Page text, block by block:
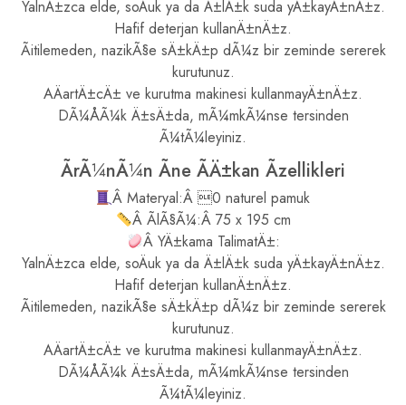
YalnÄ±zca elde, soÄuk ya da Ä±lÄ±k suda yÄ±kayÄ±nÄ±z.
Hafif deterjan kullanÄ±nÄ±z.
Ãitilemeden, nazikÃ§e sÄ±kÄ±p dÃ¼z bir zeminde sererek
kurutunuz.
AÄartÄ±cÄ± ve kurutma makinesi kullanmayÄ±nÄ±z.
DÃ¼ÅÃ¼k Ä±sÄ±da, mÃ¼mkÃ¼nse tersinden
Ã¼tÃ¼leyiniz.
ÃrÃ¼nÃ¼n Ãne ÃÄ±kan Ãzellikleri
Â Materyal:Â 0 naturel pamuk
Â ÃlÃ§Ã¼:Â 75 x 195 cm
Â YÄ±kama TalimatÄ±:
YalnÄ±zca elde, soÄuk ya da Ä±lÄ±k suda yÄ±kayÄ±nÄ±z.
Hafif deterjan kullanÄ±nÄ±z.
Ãitilemeden, nazikÃ§e sÄ±kÄ±p dÃ¼z bir zeminde sererek
kurutunuz.
AÄartÄ±cÄ± ve kurutma makinesi kullanmayÄ±nÄ±z.
DÃ¼ÅÃ¼k Ä±sÄ±da, mÃ¼mkÃ¼nse tersinden
Ã¼tÃ¼leyiniz.